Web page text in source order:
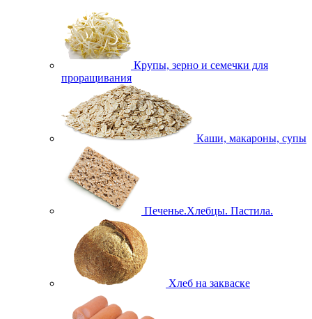
Крупы, зерно и семечки для
проращивания
Каши, макароны, супы
Печенье.Хлебцы. Пастила.
Хлеб на закваске